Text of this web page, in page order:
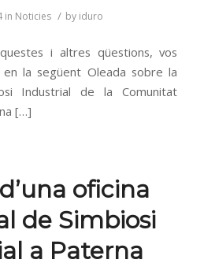
in Noticies / by iduro
i altres qüestions, vos
la següent Oleada sobre la
Industrial de la Comunitat
[…]
oficina
de Simbiosi
a Paterna